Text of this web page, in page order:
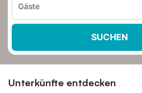
Gäste
SUCHEN
Unterkünfte entdecken